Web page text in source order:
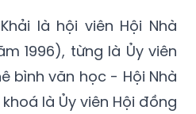
là hội viên Hội Nhà
1996), từng là Ủy viên
bình văn học - Hội Nhà
là Ủy viên Hội đồng